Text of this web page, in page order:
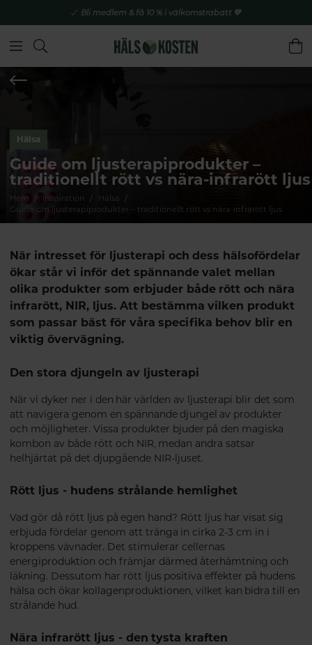
Bli medlem & få 10 % i välkomstrabatt 💚
Hälsa
Guide om ljusterapiprodukter –
traditionellt rött vs nära-infrarött ljus
Hem Inspiration
Hälsa
Guide om ljusterapiprodukter – traditionellt rött vs nära-infrarött ljus
När intresset för ljusterapi och dess hälsofördelar
ökar står vi inför det spännande valet mellan
olika produkter som erbjuder både rött och nära
infrarött, NIR, ljus. Att bestämma vilken produkt
som passar bäst för våra specifika behov blir en
viktig övervägning.
Den stora djungeln av ljusterapi
När vi dyker ner i den här världen av ljusterapi blir det som
att navigera genom en spännande djungel av produkter
och möjligheter. Vissa produkter bjuder på den magiska
kombon av både rött och NIR, medan andra satsar
helhjärtat på det djupgående NIR-ljuset.
Rött ljus - hudens strålande hemlighet
Vad gör då rött ljus på egen hand? Rött ljus har visat sig
erbjuda fördelar genom att tränga in cirka 2-3 cm in i
kroppens vävnader. Det stimulerar cellernas
energiproduktion och främjar därmed återhämtning och
läkning. Dessutom har rött ljus positiva effekter på hudens
hälsa och ökar kollagenproduktionen, vilket kan bidra till en
strålande hud.
Nära infrarött ljus - den tysta kraften